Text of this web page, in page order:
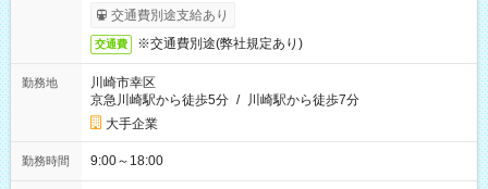
交通費別途支給あり
交通費 ※交通費別途(弊社規定あり)
勤務地
川崎市幸区
京急川崎駅から徒歩5分 / 川崎駅から徒歩7分
大手企業
勤務時間 9:00～18:00